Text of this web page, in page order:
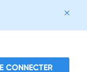
CONNECTER